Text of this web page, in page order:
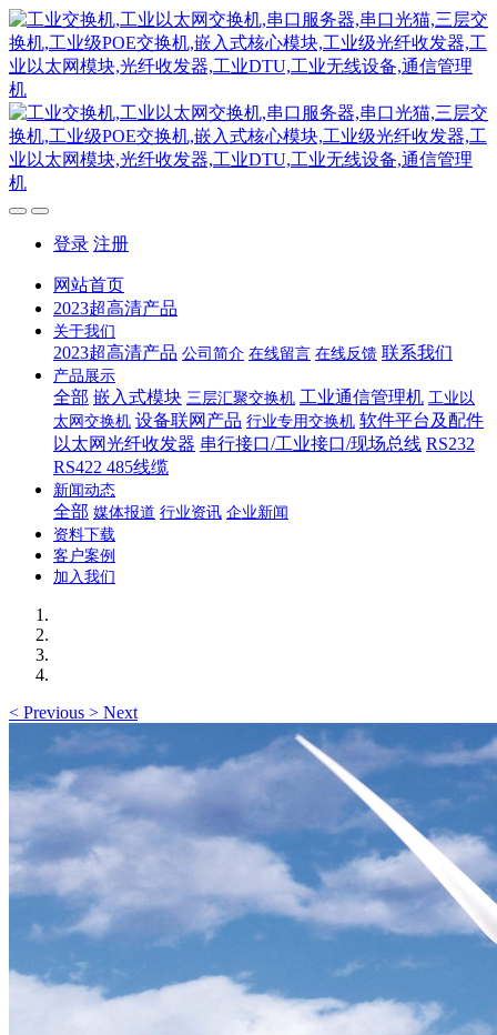
登录 注册
网站首页
2023超高清产品
关于我们
2023超高清产品 公司简介 在线留言 在线反馈 联系我们
产品展示
全部 嵌入式模块 三层汇聚交换机 工业通信管理机 工业以
太网交换机 设备联网产品 行业专用交换机 软件平台及配件
以太网光纤收发器 串行接口/工业接口/现场总线 RS232
RS422 485线缆
新闻动态
全部 媒体报道 行业资讯 企业新闻
资料下载
客户案例
加入我们
< Previous > Next